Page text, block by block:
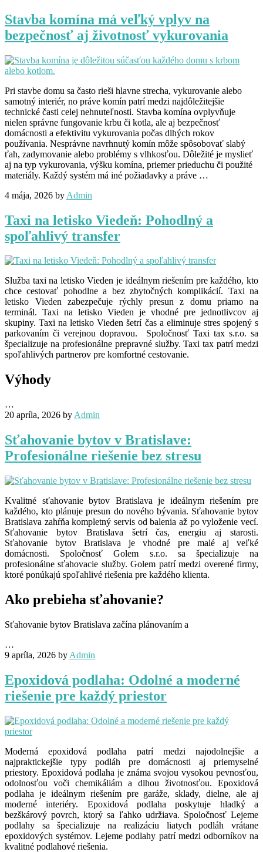
Stavba komína má veľký vplyv na
bezpečnosť aj životnosť vykurovania
Pri stavbe domu sa často rieši hlavne strecha, vykurovanie alebo
samotný interiér, no práve komín patrí medzi najdôležitejšie
technické časti celej nehnuteľnosti. Stavba komína ovplyvňuje
nielen správne fungovanie krbu či kotla, ale aj bezpečnosť
domácnosti a efektivitu vykurovania počas dlhých rokov
používania. Nesprávne navrhnutý komín môže spôsobovať slabý
ťah, zadymovanie alebo problémy s vlhkosťou. Dôležité je myslieť
aj na typ vykurovania, výšku komína, priemer prieduchu či použité
materiály. Každý systém má iné požiadavky a práve …
4 mája, 2026 by Admin
Taxi na letisko Viedeň: Pohodlný a
spoľahlivý transfer
Služba taxi na letisko Vieden je ideálnym riešením pre každého, kto
chce cestovať pohodlne a bez zbytočných komplikácií. Taxi na
letisko Vieden zabezpečuje rýchly presun z domu priamo na
terminál. Taxi na letisko Vieden je vhodné pre jednotlivcov aj
skupiny. Taxi na letisko Vieden šetrí čas a eliminuje stres spojený s
parkovaním či verejnou dopravou. Spoločnosť Taxi tax s.r.o. sa
špecializuje na profesionálne prepravné služby. Taxi tax patrí medzi
spoľahlivých partnerov pre komfortné cestovanie.
Výhody
…
20 apríla, 2026 by Admin
Sťahovanie bytov v Bratislave:
Profesionálne riešenie bez stresu
Kvalitné sťahovanie bytov Bratislava je ideálnym riešením pre
každého, kto plánuje presun do nového bývania. Sťahovanie bytov
Bratislava zahŕňa kompletný servis od balenia až po vyloženie vecí.
Sťahovanie bytov Bratislava šetrí čas, energiu aj starosti.
Sťahovanie bytov Bratislava je vhodné pre malé aj veľké
domácnosti. Spoločnosť Golem s.r.o. sa špecializuje na
profesionálne sťahovacie služby. Golem patrí medzi overené firmy,
ktoré ponúkajú spoľahlivé riešenia pre každého klienta.
Ako prebieha sťahovanie?
Sťahovanie bytov Bratislava začína plánovaním a
…
9 apríla, 2026 by Admin
Epoxidová podlaha: Odolné a moderné
riešenie pre každý priestor
Moderná epoxidová podlaha patrí medzi najodolnejšie a
najpraktickejšie typy podláh pre domácnosti aj priemyselné
priestory. Epoxidová podlaha je známa svojou vysokou pevnosťou,
odolnosťou voči chemikáliám a dlhou životnosťou. Epoxidová
podlaha je ideálnym riešením pre garáže, sklady, dielne, ale aj
moderné interiéry. Epoxidová podlaha poskytuje hladký a
bezškárový povrch, ktorý sa ľahko udržiava. Spoločnosť Lejeme
podlahy sa špecializuje na realizáciu liatych podláh vrátane
epoxidových systémov. Lejeme podlahy patrí medzi odborníkov na
kvalitné podlahové riešenia.